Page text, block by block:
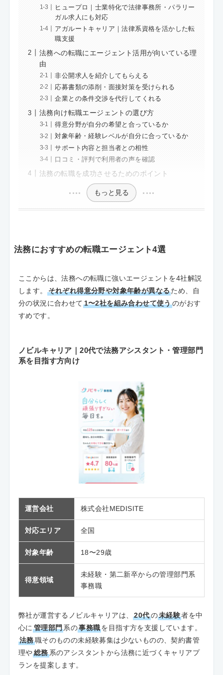
ヒュープロ｜士業特化で法律事務所・パラリー
ガル求人にも対応
アガルートキャリア｜法律系資格を活かした転
職支援
法務への転職にエージェント活用が向いている理
由
非公開求人を紹介してもらえる
応募書類の添削・面接対策を受けられる
企業との条件交渉を代行してくれる
法務向け転職エージェントの選び方
得意分野が自分の希望と合っているか
対象年齢・経験レベルが自分に合っているか
サポート内容と担当者との相性
口コミ・評判で利用者の声を確認
法務の転職を成功させるためのポイント
もっと見る
法務におすすめの転職エージェント4選
ここからは、法務への転職に強いエージェントを4社解説
します。
それぞれ得意分野や対象年齢が異なるため、自
分の状況に合わせて 1〜2社を組み合わせて使うのがおす
すめです。
ノビルキャリア｜20代で法務アシスタント・管理部門
系を目指す方向け
運営会社 株式会社MEDISITE
対応エリア 全国
対象年齢 18〜29歳
得意領域
未経験・第二新卒からの管理部門系
事務職
弊社が運営するノビルキャリアは、20代の未経験者を中
心に 管理部門系の事務職を目指す方を支援しています。
法務職そのものの未経験募集は少ないものの、契約書管
理や総務系のアシスタントから法務に近づくキャリアプ
ランを提案します。